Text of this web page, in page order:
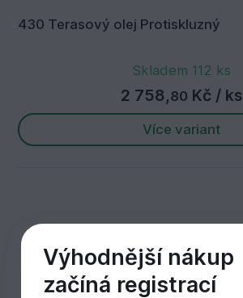
430 Terasový olej Protiskluzný
Skladem 112 ks
2 758,80 Kč / ks
Více variant
Výhodnější nákup
začíná registrací